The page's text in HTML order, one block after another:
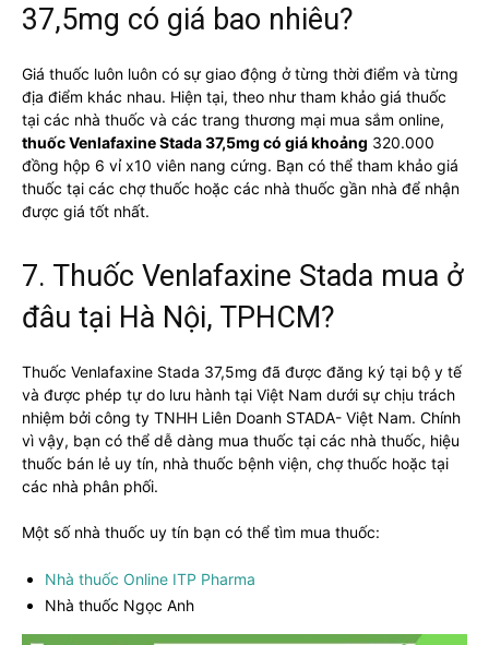
37,5mg có giá bao nhiêu?
Giá thuốc luôn luôn có sự giao động ở từng thời điểm và từng
địa điểm khác nhau. Hiện tại, theo như tham khảo giá thuốc
tại các nhà thuốc và các trang thương mại mua sắm online,
thuốc Venlafaxine Stada 37,5mg có giá khoảng 320.000
đồng hộp 6 vỉ x10 viên nang cứng. Bạn có thể tham khảo giá
thuốc tại các chợ thuốc hoặc các nhà thuốc gần nhà để nhận
được giá tốt nhất.
7. Thuốc Venlafaxine Stada mua ở
đâu tại Hà Nội, TPHCM?
Thuốc Venlafaxine Stada 37,5mg đã được đăng ký tại bộ y tế
và được phép tự do lưu hành tại Việt Nam dưới sự chịu trách
nhiệm bởi công ty TNHH Liên Doanh STADA- Việt Nam. Chính
vì vậy, bạn có thể dễ dàng mua thuốc tại các nhà thuốc, hiệu
thuốc bán lẻ uy tín, nhà thuốc bệnh viện, chợ thuốc hoặc tại
các nhà phân phối.
Một số nhà thuốc uy tín bạn có thể tìm mua thuốc:
Nhà thuốc Online ITP Pharma
Nhà thuốc Ngọc Anh